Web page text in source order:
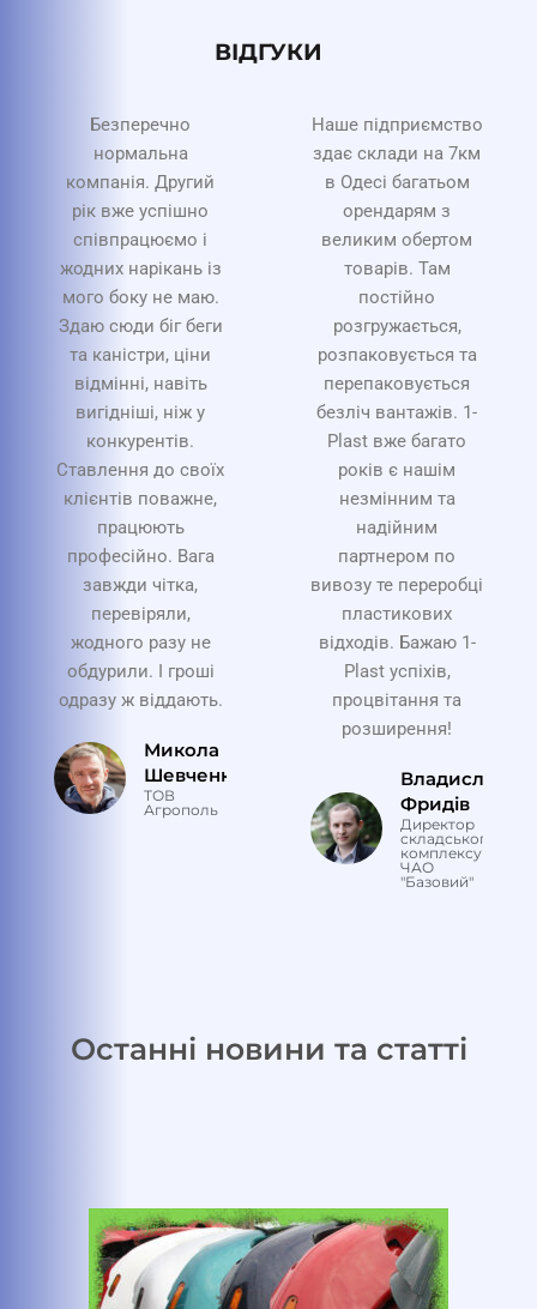
ВІДГУКИ
Безперечно
нормальна
компанія. Другий
рік вже успішно
співпрацюємо і
жодних нарікань із
мого боку не маю.
Здаю сюди біг беги
та каністри, ціни
відмінні, навіть
вигідніші, ніж у
конкурентів.
Ставлення до своїх
клієнтів поважне,
працюють
професійно. Вага
завжди чітка,
перевіряли,
жодного разу не
обдурили. І гроші
одразу ж віддають.
Микола
Шевченко
ТОВ
Агрополь
Наше підприємство
здає склади на 7км
в Одесі багатьом
орендарям з
великим обертом
товарів. Там
постійно
розгружається,
розпаковується та
перепаковується
безліч вантажів. 1-
Plast вже багато
років є нашім
незмінним та
надійним
партнером по
вивозу те переробці
пластикових
відходів. Бажаю 1-
Plast успіхів,
процвітання та
розширення!
Владислав
Фридів
Директор
складського
комплексу
ЧАО
"Базовий"
Останні новини та статті